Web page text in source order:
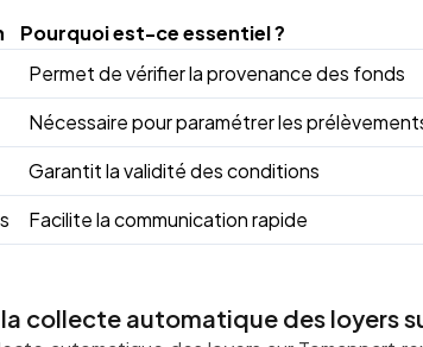
Pourquoi est-ce essentiel ?
Permet de vérifier la provenance des fonds
Nécessaire pour paramétrer les
Garantit la validité des conditions
Facilite la communication rapide
collecte automatique des loyers